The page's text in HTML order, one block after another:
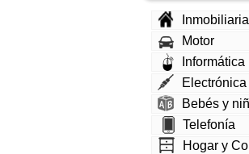
Inmobiliaria
Motor
Informática
Electrónica
Bebés y
Telefonía
Hogar y